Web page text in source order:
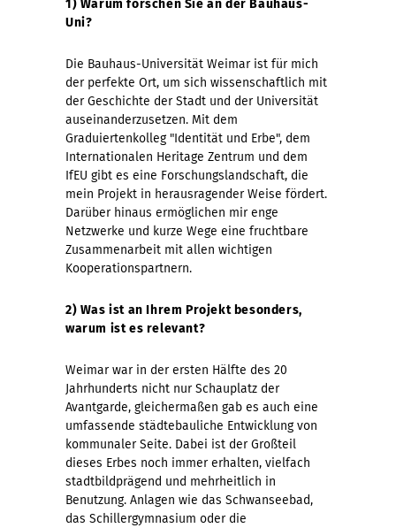
1) Warum forschen Sie an der Bauhaus-
Uni?
Die Bauhaus-Universität Weimar ist für mich
der perfekte Ort, um sich wissenschaftlich mit
der Geschichte der Stadt und der Universität
auseinanderzusetzen. Mit dem
Graduiertenkolleg "Identität und Erbe", dem
Internationalen Heritage Zentrum und dem
IfEU gibt es eine Forschungslandschaft, die
mein Projekt in herausragender Weise fördert.
Darüber hinaus ermöglichen mir enge
Netzwerke und kurze Wege eine fruchtbare
Zusammenarbeit mit allen wichtigen
Kooperationspartnern.
2) Was ist an Ihrem Projekt besonders,
warum ist es relevant?
Weimar war in der ersten Hälfte des 20
Jahrhunderts nicht nur Schauplatz der
Avantgarde, gleichermaßen gab es auch eine
umfassende städtebauliche Entwicklung von
kommunaler Seite. Dabei ist der Großteil
dieses Erbes noch immer erhalten, vielfach
stadtbildprägend und mehrheitlich in
Benutzung. Anlagen wie das Schwanseebad,
das Schillergymnasium oder die